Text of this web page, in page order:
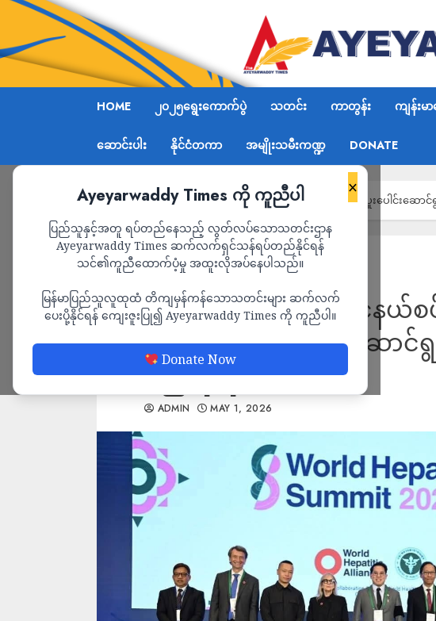
HOME ၂၀၂၅ရွေးကောက်ပွဲ သတင်း ကာတွန်း ကျန်းမာ
ဆောင်းပါး နိုင်ငံတကာ အမျိုးသမီးကဏ္ဍ DONATE
×
Ayeyarwaddy Times ကို ကူညီပါ
ပြည်သူနှင့်အတူ ရပ်တည်နေသည့် လွတ်လပ်သောသတင်းဌာန
Ayeyarwaddy Times ဆက်လက်ရှင်သန်ရပ်တည်နိုင်ရန်
သင်၏ကူညီထောက်ပံ့မှု အထူးလိုအပ်နေပါသည်။
မြန်မာပြည်သူလူထုထံ တိကျမှန်ကန်သောသတင်းများ ဆက်လက်
ပေးပို့နိုင်ရန် ကျေးဇူးပြု၍ Ayeyarwaddy Times ကို ကူညီပါ။
Donate Now
Home ထိုင်းနှင့်မြန်မာ နှစ်နိုင်ငံနယ်စပ်ဒေသ ကျန်းမာရေးပူးပေါင်းဆေ
ကျန်းမာရေး သတင်း
ထိုင်းနှင့်မြန်မာ နှစ်နိုင်ငံနယ်
ကျန်းမာရေးပူးပေါင်းဆောင်
မည်ဟုဆို
ADMIN MAY 1, 2026